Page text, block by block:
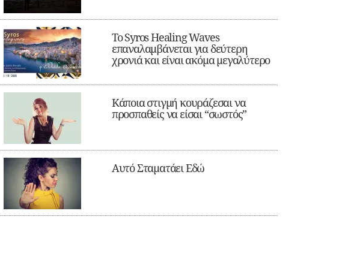
Το Syros Healing Waves
επαναλαμβάνεται για δεύτερη
χρονιά και είναι ακόμα μεγαλύτερο
Κάποια στιγμή κουράζεσαι να
προσπαθείς να είσαι “σωστός”
Αυτό Σταματάει Εδώ